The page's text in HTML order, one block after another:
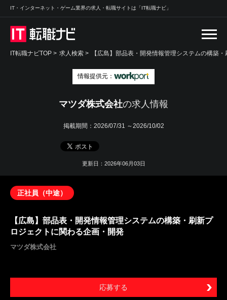
IT・インターネット・ゲーム業界の求人・転職サイトは「IT転職ナビ」
IT転職ナビTOP > 求人検索 > 【広島】部品表・開発情報管理システムの構築
情報提供元：
マツダ株式会社の求人情報
掲載期間： 2026/07/31 ～2026/10/02
更新日：2026年06月03日
正社員（中途）
【広島】部品表・開発情報管理システムの構築・刷新プ
ロジェクトに関わる企画・開発
マツダ株式会社
応募する